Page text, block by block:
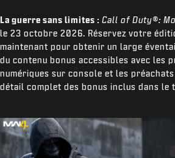
La guerre sans limites : Call of Duty®:
le 23 octobre 2026. Réservez votre
maintenant pour obtenir un large
du contenu bonus accessibles avec les
numériques sur console et les préachats
détail complet des bonus inclus dans le